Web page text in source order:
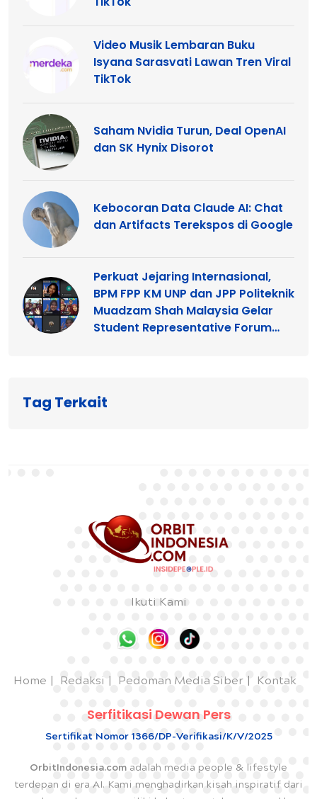
Video Musik Lembaran Buku
Isyana Sarasvati Lawan Tren Viral
TikTok
Saham Nvidia Turun, Deal OpenAI
dan SK Hynix Disorot
Kebocoran Data Claude AI: Chat
dan Artifacts Terekspos di Google
Perkuat Jejaring Internasional,
BPM FPP KM UNP dan JPP Politeknik
Muadzam Shah Malaysia Gelar
Student Representative Forum
Tag Terkait
Ikuti Kami
Home Redaksi Pedoman Media Siber Kontak
Serfitikasi Dewan Pers
Sertifikat Nomor 1366/DP-Verifikasi/K/V/2025
OrbitIndonesia.com adalah media people & lifestyle
terdepan di era AI. Kami menghadirkan kisah inspiratif dari